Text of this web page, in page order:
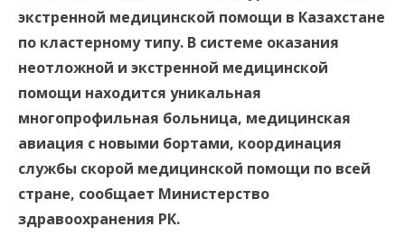
экстренной медицинской помощи в Казахстане
по кластерному типу. В системе оказания
неотложной и экстренной медицинской
помощи находится уникальная
многопрофильная больница, медицинская
авиация с новыми бортами, координация
службы скорой медицинской помощи по всей
стране, сообщает Министерство
здравоохранения РК.